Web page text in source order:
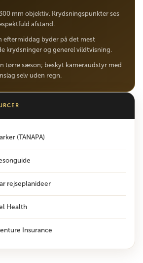
mm objektiv. Krydsningspunkter ses
afstand.
eftermiddag byder på det mest
krydsninger og generel vildtvisning.
tørre sæson; beskyt kameraudstyr med
selv uden regn.
(TANAPA)
rejseplanideer
Health
Insurance